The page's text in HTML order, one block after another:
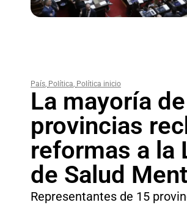
País, Política, Política inicio
La mayoría
provincias
reformas a la
de Salud
Representantes de 15